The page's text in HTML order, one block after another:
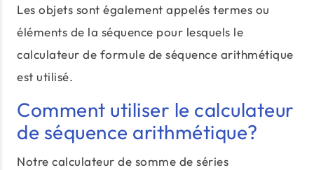
Les objets sont également appelés termes ou
éléments de la séquence pour lesquels le
calculateur de formule de séquence arithmétique
est utilisé.
Comment utiliser le calculateur
de séquence arithmétique?
Notre calculateur de somme de séries